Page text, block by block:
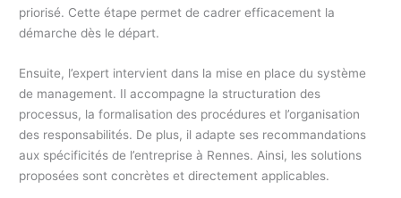
priorisé. Cette étape permet de cadrer efficacement la
démarche dès le départ.
Ensuite, l’expert intervient dans la mise en place du système
de management. Il accompagne la structuration des
processus, la formalisation des procédures et l’organisation
des responsabilités. De plus, il adapte ses recommandations
aux spécificités de l’entreprise à Rennes. Ainsi, les solutions
proposées sont concrètes et directement applicables.